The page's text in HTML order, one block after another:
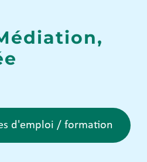
d'emploi / formation